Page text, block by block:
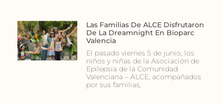
Las Familias De ALCE Disfrutaron
De La Dreamnight En Bioparc
Valencia
El pasado viernes 5 de junio, los
niños y niñas de la Asociación de
Epilepsia de la Comunidad
Valenciana – ALCE, acompañados
por sus familias,